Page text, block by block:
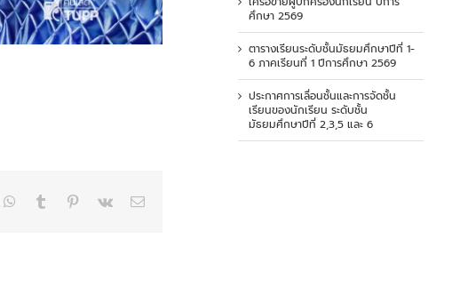
WhatsApp
Tumblr Pinterest
Vk Email
ศึกษา 2569
ตารางเรียนระดับชั้นมัธยมศึกษาปีที่ 1-
6 ภาคเรียนที่ 1 ปีการศึกษา 2569
ประกาศการเลื่อนชั้นและการจัดชั้น
เรียนของนักเรียน ระดับชั้น
มัธยมศึกษาปีที่ 2,3,5 และ 6